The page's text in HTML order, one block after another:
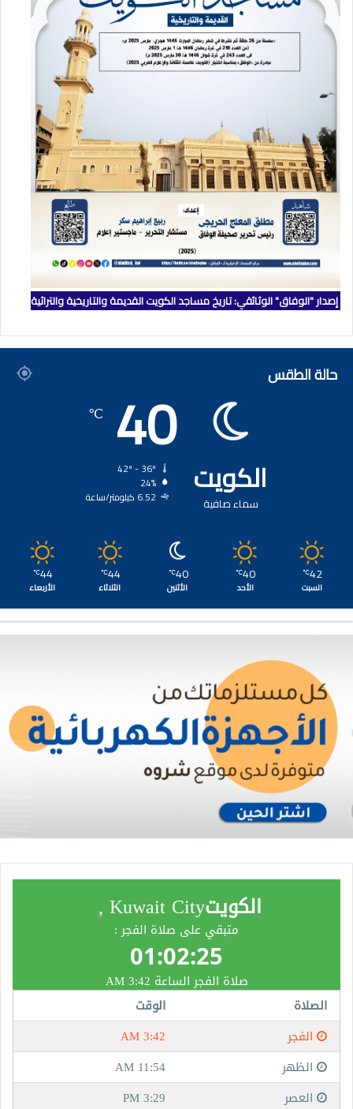
إصدار "الوفاق" الوثائقي: تاريخ مساجد الكويت القديمة والتاريخية والتراثية
حالة الطقس
الكويت
سماء صافية
40
℃
24%
6.52 كيلومتر/ساعة
42
℃
السبت
40
℃
الأحد
40
℃
الأثنين
44
℃
الثلاثاء
44
℃
الأربعاء